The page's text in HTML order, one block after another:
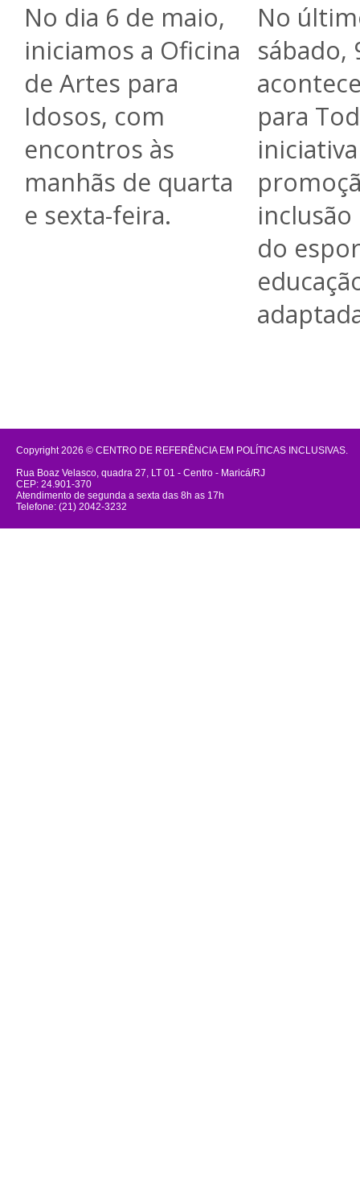
No dia 6 de maio,
iniciamos a Oficina
de Artes para
Idosos, com
encontros às
manhãs de quarta
e sexta-feira.
No
sábado,
para
do
Copyright 2026 © CENTRO DE REFERÊNCIA EM POLÍTICAS INCLUSIVAS.
Rua Boaz Velasco, quadra 27, LT 01 - Centro - Maricá/RJ
CEP: 24.901-370
Atendimento de segunda a sexta das 8h as 17h
Telefone: (21) 2042-3232